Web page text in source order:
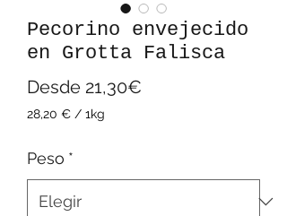
Pecorino envejecido
en Grotta Falisca
Desde 21,30€
28,20 € / 1kg
1
Kilogramos
Peso *